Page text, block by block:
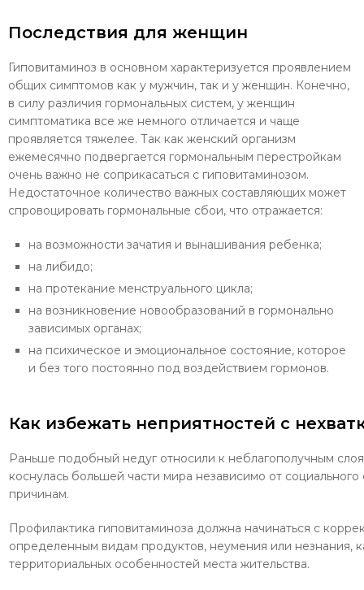
Последствия для женщин
Гиповитаминоз в основном характеризуется проявлением
общих симптомов как у мужчин, так и у женщин. Конечно,
в силу различия гормональных систем, у женщин
симптоматика все же немного отличается и чаще
проявляется тяжелее. Так как женский организм
ежемесячно подвергается гормональным перестройкам
очень важно не соприкасаться с гиповитаминозом.
Недостаточное количество важных составляющих может
спровоцировать гормональные сбои, что отражается:
на возможности зачатия и вынашивания ребенка;
на либидо;
на протекание менструального цикла;
на возникновение новообразований в гормонально
зависимых органах;
на психическое и эмоциональное состояние, которое
и без того постоянно под воздействием гормонов.
Как избежать неприятностей с
Раньше подобный недуг относили к неблагополучным
коснулась большей части мира независимо от
причинам.
Профилактика гиповитаминоза должна начинаться с
определенным видам продуктов, неумения или незнания,
территориальных особенностей места жительства.